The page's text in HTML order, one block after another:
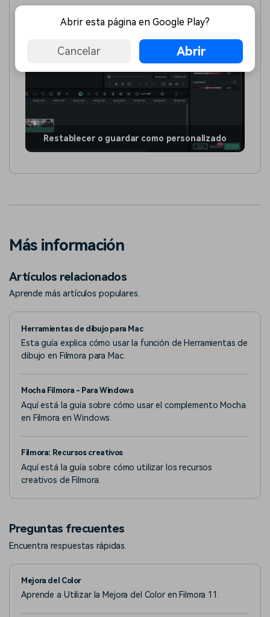
Restablecer o guardar como personalizado
Más información
Artículos relacionados
Aprende más artículos populares.
Herramientas de dibujo para Mac
Esta guía explica cómo usar la función de Herramientas de
dibujo en Filmora para Mac.
Mocha Filmora - Para Windows
Aquí está la guía sobre cómo usar el complemento Mocha
en Filmora en Windows.
Filmora: Recursos creativos
Aquí está la guía sobre cómo utilizar los recursos
creativos de Filmora.
Preguntas frecuentes
Encuentra respuestas rápidas.
Mejora del Color
Aprende a Utilizar la Mejora del Color en Filmora 11.
Abrir esta página en Google Play?
Cancelar Abrir